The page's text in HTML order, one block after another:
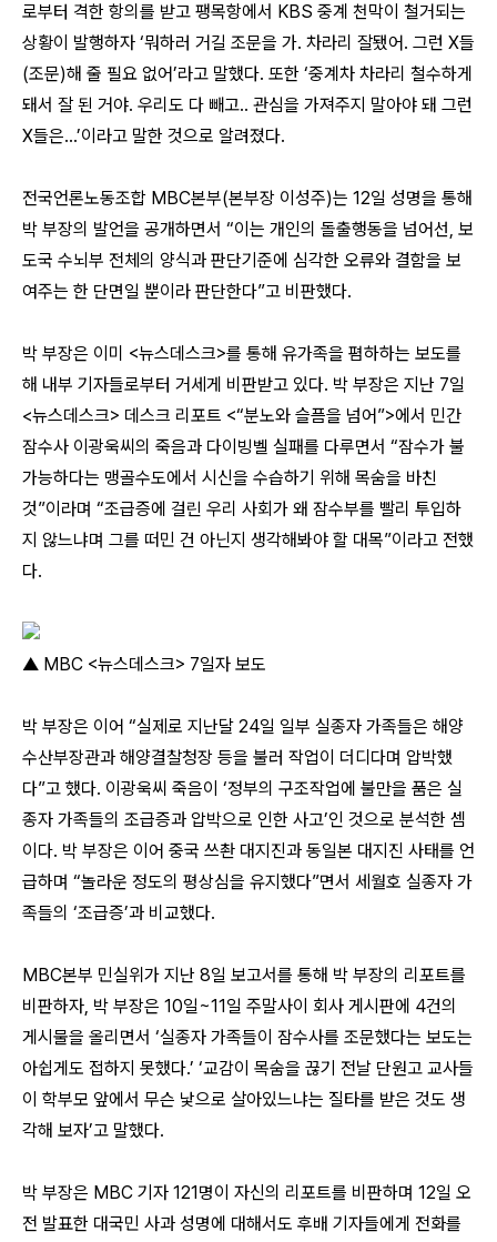
로부터 격한 항의를 받고 팽목항에서 KBS 중계 천막이 철거되는
상황이 발행하자 ‘뭐하러 거길 조문을 가. 차라리 잘됐어. 그런 X들
(조문)해 줄 필요 없어’라고 말했다. 또한 ‘중계차 차라리 철수하게
돼서 잘 된 거야. 우리도 다 빼고.. 관심을 가져주지 말아야 돼 그런
X들은…’이라고 말한 것으로 알려졌다.
전국언론노동조합 MBC본부(본부장 이성주)는 12일 성명을 통해
박 부장의 발언을 공개하면서 “이는 개인의 돌출행동을 넘어선, 보
도국 수뇌부 전체의 양식과 판단기준에 심각한 오류와 결함을 보
여주는 한 단면일 뿐이라 판단한다”고 비판했다.
박 부장은 이미 <뉴스데스크>를 통해 유가족을 폄하하는 보도를
해 내부 기자들로부터 거세게 비판받고 있다. 박 부장은 지난 7일
<뉴스데스크> 데스크 리포트 <“분노와 슬픔을 넘어”>에서 민간
잠수사 이광욱씨의 죽음과 다이빙벨 실패를 다루면서 “잠수가 불
가능하다는 맹골수도에서 시신을 수습하기 위해 목숨을 바친
것”이라며 “조급증에 걸린 우리 사회가 왜 잠수부를 빨리 투입하
지 않느냐며 그를 떠민 건 아닌지 생각해봐야 할 대목”이라고 전했
다.
▲ MBC <뉴스데스크> 7일자 보도
박 부장은 이어 “실제로 지난달 24일 일부 실종자 가족들은 해양
수산부장관과 해양결찰청장 등을 불러 작업이 더디다며 압박했
다”고 했다. 이광욱씨 죽음이 ‘정부의 구조작업에 불만을 품은 실
종자 가족들의 조급증과 압박으로 인한 사고’인 것으로 분석한 셈
이다. 박 부장은 이어 중국 쓰촨 대지진과 동일본 대지진 사태를 언
급하며 “놀라운 정도의 평상심을 유지했다”면서 세월호 실종자 가
족들의 ‘조급증’과 비교했다.
MBC본부 민실위가 지난 8일 보고서를 통해 박 부장의 리포트를
비판하자, 박 부장은 10일~11일 주말사이 회사 게시판에 4건의
게시물을 올리면서 ‘실종자 가족들이 잠수사를 조문했다는 보도는
아쉽게도 접하지 못했다.’ ‘교감이 목숨을 끊기 전날 단원고 교사들
이 학부모 앞에서 무슨 낯으로 살아있느냐는 질타를 받은 것도 생
각해 보자’고 말했다.
박 부장은 MBC 기자 121명이 자신의 리포트를 비판하며 12일 오
전 발표한 대국민 사과 성명에 대해서도 후배 기자들에게 전화를